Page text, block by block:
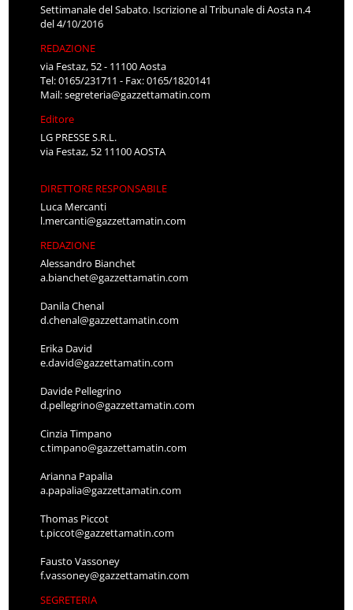
Settimanale del Sabato. Iscrizione al Tribunale di Aosta n.4
del 4/10/2016
REDAZIONE
via Festaz, 52 - 11100 Aosta
Tel: 0165/231711 - Fax: 0165/1820141
Mail:segreteria@gazzettamatin.com
Editore
LG PRESSE S.R.L.
via Festaz, 52 11100 AOSTA
DIRETTORE RESPONSABILE
Luca Mercanti
l.mercanti@gazzettamatin.com
REDAZIONE
Alessandro Bianchet
a.bianchet@gazzettamatin.com
Danila Chenal
d.chenal@gazzettamatin.com
Erika David
e.david@gazzettamatin.com
Davide Pellegrino
d.pellegrino@gazzettamatin.com
Cinzia Timpano
c.timpano@gazzettamatin.com
Arianna Papalia
a.papalia@gazzettamatin.com
Thomas Piccot
t.piccot@gazzettamatin.com
Fausto Vassoney
f.vassoney@gazzettamatin.com
SEGRETERIA